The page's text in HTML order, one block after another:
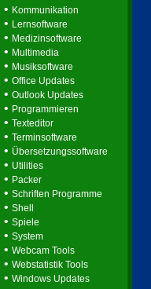
• Kommunikation
• Lernsoftware
• Medizinsoftware
• Multimedia
• Musiksoftware
• Office Updates
• Outlook Updates
• Programmieren
• Texteditor
• Terminsoftware
• Übersetzungssoftware
• Utilities
• Packer
• Schriften Programme
• Shell
• Spiele
• System
• Webcam Tools
• Webstatistik Tools
• Windows Updates